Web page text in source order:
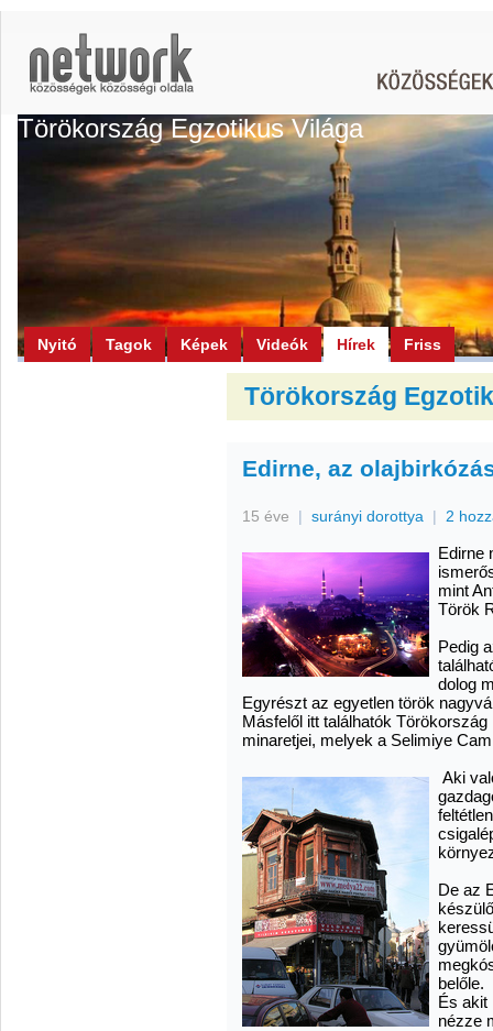
Törökország Egzotikus Világa
Nyitó Tagok Képek Videók Hírek Friss
Törökország
Edirne, az
15 éve | surányi dorottya | 2
Edirne
mint
Török
Pedig
dolog
Egyrészt az egyetlen török
Másfelől itt találhatók
minaretjei, melyek a Selimiye
Aki
De az
belőle.
És akit
nézze